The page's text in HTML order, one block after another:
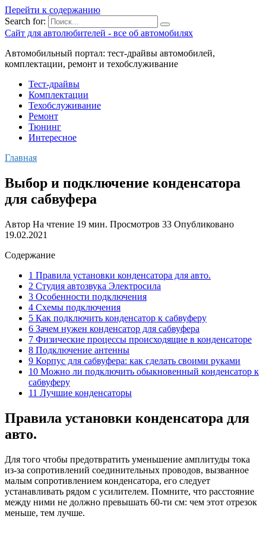
Перейти к содержанию
Search for:
Сайт для автолюбителей - все об автомобилях
Автомобильный портал: тест-драйвы автомобилей,
комплектации, ремонт и техобслуживание
Тест-драйвы
Комплектации
Техобслуживание
Ремонт
Тюнинг
Интересное
Главная
Выбор и подключение конденсатора
для сабвуфера
Автор На чтение 19 мин. Просмотров 33 Опубликовано
19.02.2021
Содержание
1 Правила установки конденсатора для авто.
2 Студия автозвука Электросила
3 Особенности подключения
4 Схемы подключения
5 Как подключить конденсатор к сабвуферу
6 Зачем нужен конденсатор для сабвуфера
7 Физические процессы происходящие в конденсаторе
8 Подключение антенны
9 Корпус для сабвуфера: как сделать своими руками
10 Можно ли подключить обыкновенный конденсатор к
сабвуферу
11 Лучшие конденсаторы
Правила установки конденсатора для
авто.
Для того чтобы предотвратить уменьшение амплитуды тока
из-за сопротивлений соединительных проводов, вызванное
малым сопротивлением конденсатора, его следует
устанавливать рядом с усилителем. Помните, что расстояние
между ними не должно превышать 60-ти см: чем этот отрезок
меньше, тем лучше.